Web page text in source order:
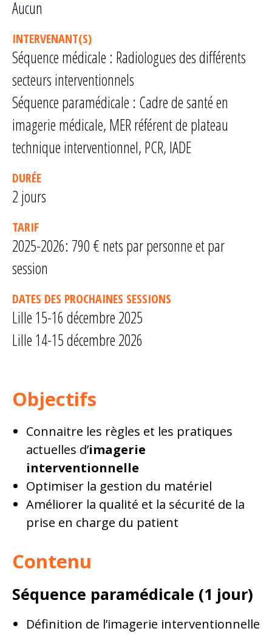
Aucun
INTERVENANT(S)
Séquence médicale : Radiologues des différents
secteurs interventionnels
Séquence paramédicale : Cadre de santé en
imagerie médicale, MER référent de plateau
technique interventionnel, PCR, IADE
DURÉE
2 jours
TARIF
2025-2026: 790 € nets par personne et par
session
DATES DES PROCHAINES SESSIONS
Lille 15-16 décembre 2025
Lille 14-15 décembre 2026
Objectifs
Connaitre les règles et les pratiques
actuelles d’imagerie
interventionnelle
Optimiser la gestion du matériel
Améliorer la qualité et la sécurité de la
prise en charge du patient
Contenu
Séquence paramédicale (1 jour)
Définition de l’imagerie interventionnelle